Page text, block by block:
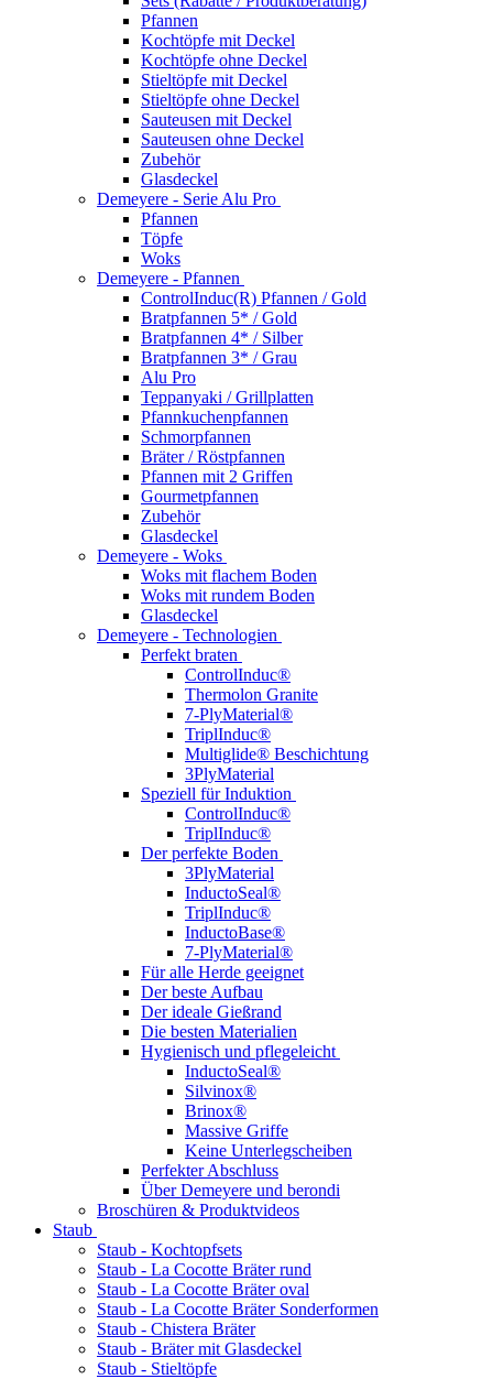
Pfannen
Kochtöpfe mit Deckel
Kochtöpfe ohne Deckel
Stieltöpfe mit Deckel
Stieltöpfe ohne Deckel
Sauteusen mit Deckel
Sauteusen ohne Deckel
Zubehör
Glasdeckel
Demeyere - Serie Alu Pro
Pfannen
Töpfe
Woks
Demeyere - Pfannen
ControlInduc(R) Pfannen / Gold
Bratpfannen 5* / Gold
Bratpfannen 4* / Silber
Bratpfannen 3* / Grau
Alu Pro
Teppanyaki / Grillplatten
Pfannkuchenpfannen
Schmorpfannen
Bräter / Röstpfannen
Pfannen mit 2 Griffen
Gourmetpfannen
Zubehör
Glasdeckel
Demeyere - Woks
Woks mit flachem Boden
Woks mit rundem Boden
Glasdeckel
Demeyere - Technologien
Perfekt braten
ControlInduc®
Thermolon Granite
7-PlyMaterial®
TriplInduc®
Multiglide® Beschichtung
3PlyMaterial
Speziell für Induktion
ControlInduc®
TriplInduc®
Der perfekte Boden
3PlyMaterial
InductoSeal®
TriplInduc®
InductoBase®
7-PlyMaterial®
Für alle Herde geeignet
Der beste Aufbau
Der ideale Gießrand
Die besten Materialien
Hygienisch und pflegeleicht
InductoSeal®
Silvinox®
Brinox®
Massive Griffe
Keine Unterlegscheiben
Perfekter Abschluss
Über Demeyere und berondi
Broschüren & Produktvideos
Staub
Staub - Kochtopfsets
Staub - La Cocotte Bräter rund
Staub - La Cocotte Bräter oval
Staub - La Cocotte Bräter Sonderformen
Staub - Chistera Bräter
Staub - Bräter mit Glasdeckel
Staub - Stieltöpfe